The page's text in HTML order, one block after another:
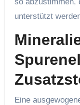
unterstützt
Eine